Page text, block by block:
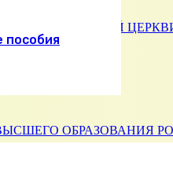
пособия